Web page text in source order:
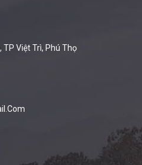
TP Việt Trì, Phú Thọ